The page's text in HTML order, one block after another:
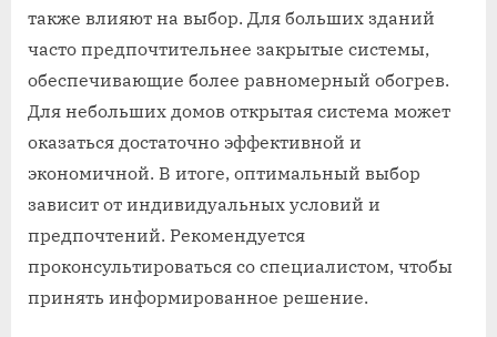
также влияют на выбор. Для больших зданий
часто предпочтительнее закрытые системы,
обеспечивающие более равномерный обогрев.
Для небольших домов открытая система может
оказаться достаточно эффективной и
экономичной. В итоге, оптимальный выбор
зависит от индивидуальных условий и
предпочтений. Рекомендуется
проконсультироваться со специалистом, чтобы
принять информированное решение.